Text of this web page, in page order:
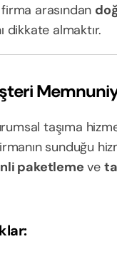
arasından
dikkate almaktır.
taşıma
sunduğu
paketleme ve